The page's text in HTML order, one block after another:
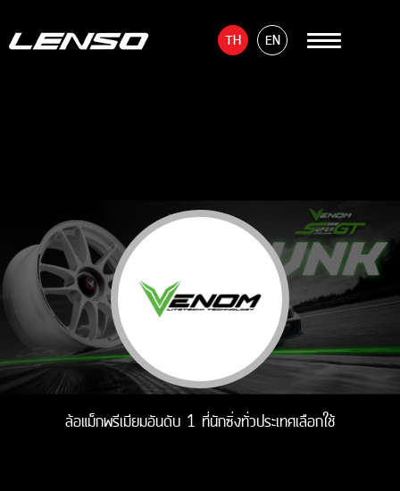
TH EN
ล้อแม็กพรีเมียมอันดับ 1 ที่นักซิ่งทั่วประเทศเลือกใช้